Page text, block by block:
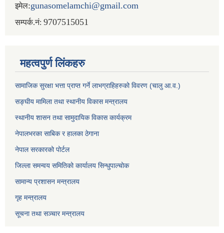
इमेल:gunasomelamchi@gmail.com
सम्पर्क.नं: 9707515051
महत्वपुर्ण लिंकहरु
सामाजिक सुरक्षा भत्ता प्राप्त गर्ने लाभग्राहिहरुको विवरण (चालु आ.व.)
सङ्घीय मामिला तथा स्थानीय विकास मन्त्रालय
स्थानीय शासन तथा सामुदायिक विकास कार्यक्रम
नेपालभरका साबिक र हालका ठेगाना
नेपाल सरकारको पोर्टल
जिल्ला समन्वय समितिको कार्यालय सिन्धुपाल्चोक
सामान्य प्रशासन मन्त्रालय
गृह मन्त्रालय
सूचना तथा सञ्चार मन्त्रालय